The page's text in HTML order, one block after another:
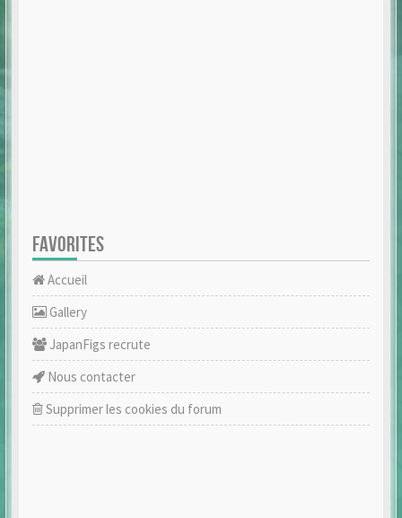
FAVORITES
Accueil
Gallery
JapanFigs recrute
Nous contacter
Supprimer les cookies du forum